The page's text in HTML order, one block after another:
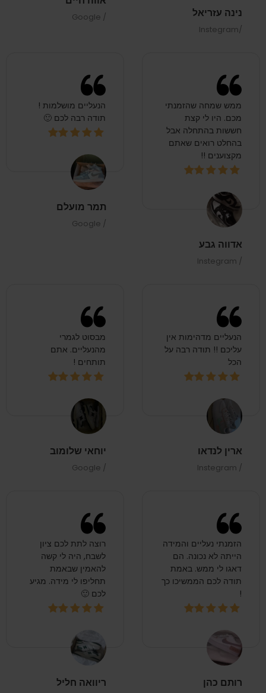
נינה עזריאל
/Instegram
/ Google
ממש שמחה שהזמנתי
מכם. היו לי קצת
חששות בהתחלה אבל
בהחלט רואים שאתם
מקצוענים !!
אדווה גבע
/ Instegram
הנעליים מושלמות !
תודה רבה לכם 🙂
תמר מועלם
/ Google
הנעליים מדהימות אין
עליכם !! תודה רבה על
הכל
ארין לנדאו
/ Instegram
מבסוט לגמרי
מהנעליים. אתם
תותחים !
יוחאי שלומוב
/ Google
הזמנתי נעליים והמידה
הייתה לא נכונה. הם
דאגו לי ממש. באמת
תודה לכם הממשיכו כך
!
רותם כהן
רוצה לתת לכם ציון
לשבח, היה לי קשה
להאמין שבאמת
תחליפו לי מידה. מגיע
לכם 🙂
ריוואה חליל